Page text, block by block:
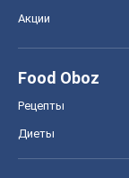
Акции
Food Oboz
Рецепты
Диеты